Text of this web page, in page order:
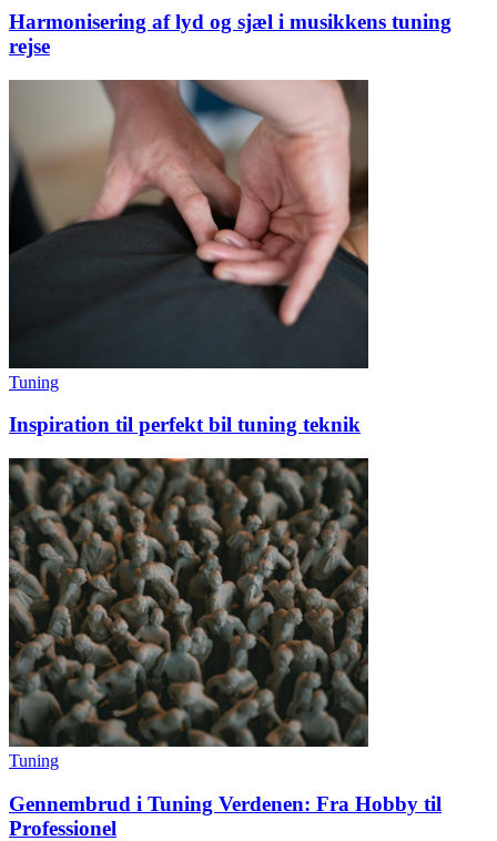
Harmonisering af lyd og sjæl i musikkens tuning
rejse
Tuning
Inspiration til perfekt bil tuning teknik
Tuning
Gennembrud i Tuning Verdenen: Fra Hobby til
Professionel